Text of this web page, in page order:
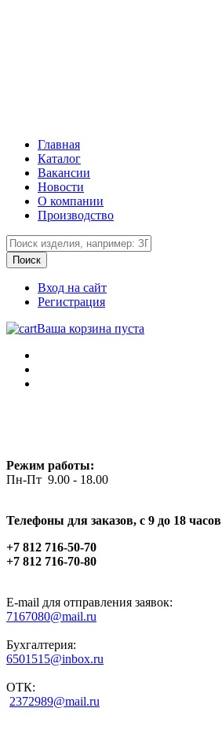
Главная
Каталог
Вакансии
Новости
О компании
Производство
Вход на сайт
Регистрация
Ваша корзина пуста
Режим работы:
Пн-Пт 9.00 - 18.00
Телефоны для заказов, c 9 до 18 часов
+7 812 716-50-70
+7 812 716-70-80
E-mail для отправления заявок:
7167080@mail.ru
Бухгалтерия:
6501515@inbox.ru
ОТК:
2372989@mail.ru